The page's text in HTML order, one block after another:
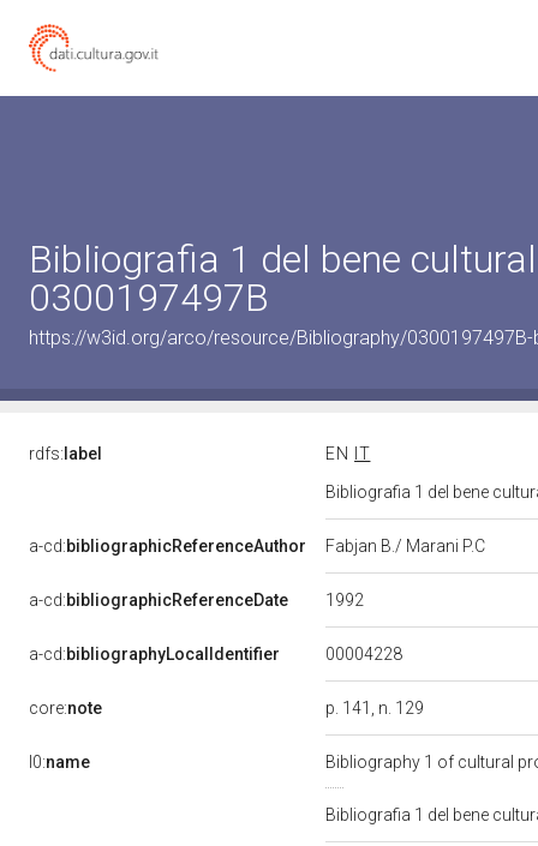
Bibliografia 1 del bene
0300197497B
https://w3id.org/arco/resource/Bibliography/0300197497B-
rdfs: label EN
IT
Bibliografia 1 del bene
a-cd:bibliographicReferenceAuthor Fabjan B./ Marani P.C
a-cd:bibliographicReferenceDate 1992
a-cd:bibliographyLocalIdentifier 00004228
core:note p. 141, n. 129
l0:name Bibliography 1 of cultural
Bibliografia 1 del bene